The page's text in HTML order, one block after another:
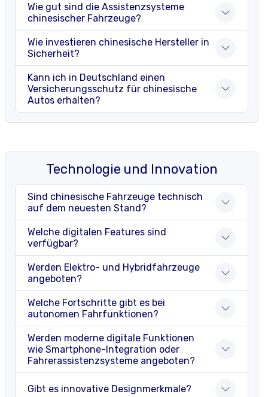
Wie gut sind die Assistenzsysteme
chinesischer Fahrzeuge?
Wie investieren chinesische Hersteller in
Sicherheit?
Kann ich in Deutschland einen
Versicherungsschutz für chinesische
Autos erhalten?
Technologie und Innovation
Sind chinesische Fahrzeuge technisch
auf dem neuesten Stand?
Welche digitalen Features sind
verfügbar?
Werden Elektro- und Hybridfahrzeuge
angeboten?
Welche Fortschritte gibt es bei
autonomen Fahrfunktionen?
Werden moderne digitale Funktionen
wie Smartphone-Integration oder
Fahrerassistenzsysteme angeboten?
Gibt es innovative Designmerkmale?